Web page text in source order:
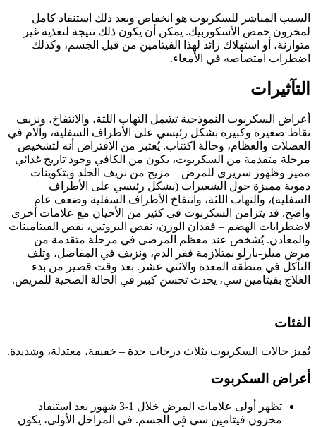
السبب المباشر للسكربوت هو انخفاض وبعد ذلك استنفاد كامل
لمخزون حمض الأسكوربيك. يمكن أن يكون ذلك نتيجة لتغذية غير
متوازنة، أو استهلاك زائد لهذا الفيتامين من قبل الجسم، وكذلك
اضطراب امتصاصه في الأمعاء.
التآثيرات
أعراض السكربوت النموذجية تشمل التهاب اللثة، والانتفاخ، ونزيف
نقاط صغيرة وكبيرة بشكل رئيسي على الأطراف السفلية، وآلام في
العضلات والعظام، وحالة اكتئاب. يُعتبر من الافتراض أنه لتشخيص
مرحلة متقدمة من السكربوت، يكون من الكافي وجود تاريخ غذائي
مميز وظهور سريري للمرض – مزيج من نزيف الجلد وبتكوينات
دموية مميزة حول الشعيرات (بشكل رئيسي على الأطراف
السفلية)، والتهاب اللثة، وانتفاخ الأطراف السفلية وضعف عام
واضح. قد يتزامن السكربوت في كثير من الأحيان مع علامات أخرى
لاضطرابات الهضم – فقدان الوزن، نقص البروتين، نقص الفيتامينات
والمعادن. يُشخص عند معظم المرضى في مرحلة متقدمة من
مرض ميلر-بارلو بمتلازمة فقر الدم، ونزيف في المفاصل، وتلف
التآكل في منطقة المعدة والاثني عشر. بعد وقت قصير من بدء
العلاج بفيتامين سي، يحدث تحسن كبير في الحالة الصحية للمريض.
الفئات
تُميز حالات السكربوت بثلاث درجات حدة – خفيفة، معتدلة، وشديدة.
أعراض السكربوت
تظهر أولى علامات المرض خلال 1-3 شهور بعد استنفاد
مخزون فيتامين سي في الجسم. في المراحل الأولى، يكون